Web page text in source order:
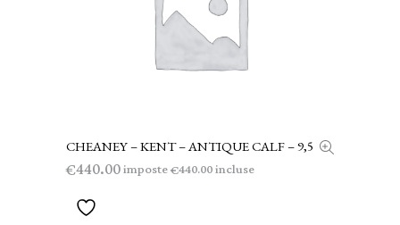
LEGGI TUTTO
CHEANEY – KENT – ANTIQUE CALF – 9,5
€440.00imposte€440.00incluse